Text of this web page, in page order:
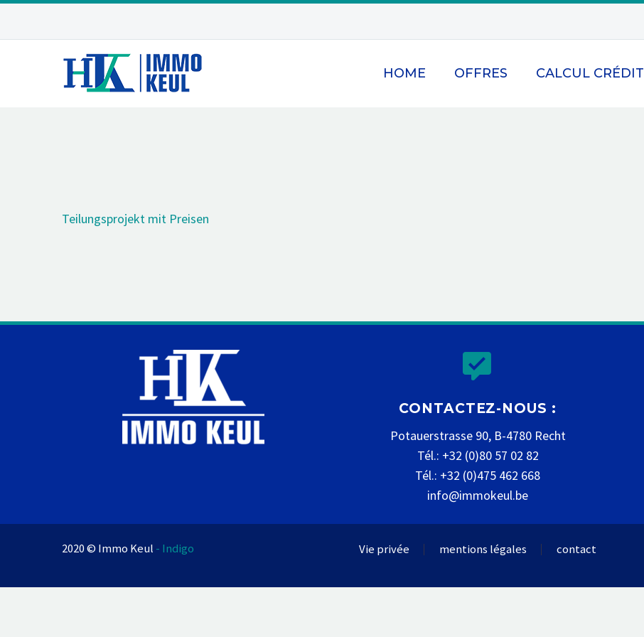
HOME OFFRES CALCUL CRÉDIT
Teilungsprojekt mit Preisen


CONTACTEZ-NOUS :
Potauerstrasse 90, B-4780 Recht
Tél.: +32 (0)80 57 02 82
Tél.: +32 (0)475 462 668
info@immokeul.be
Vie privée mentions légales contact
2020 © Immo Keul - Indigo